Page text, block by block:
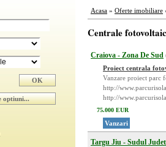
Acasa » Oferte imobiliare
Centrale
Craiova - Zona De Sud
Proiect centrala
Vanzare proiect parc
http://
http://
75.000 EUR
Vanzari
Targu Jiu - Sudul